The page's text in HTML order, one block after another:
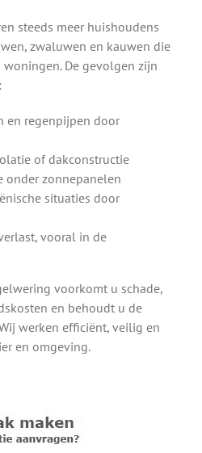
steeds meer huishoudens
zwaluwen en kauwen die
De gevolgen zijn
en regenpijpen door
of dakconstructie
onder zonnepanelen
situaties door
vooral in de
voorkomt u schade,
en behoudt u de
werken efficiënt, veilig en
en omgeving.